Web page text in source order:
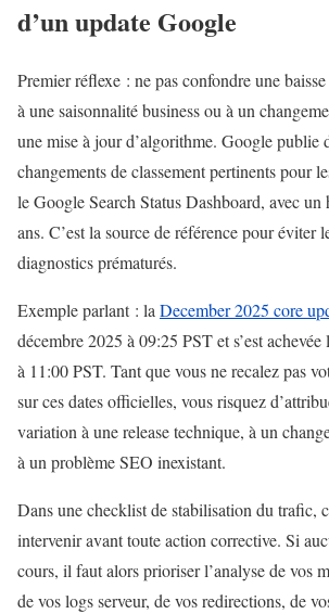
d’un update Google
Premier réflexe : ne pas confondre une
à une saisonnalité business ou à un
une mise à jour d’algorithme. Google publie
changements de classement pertinents pour
le Google Search Status Dashboard, avec
ans. C’est la source de référence pour éviter
diagnostics prématurés.
Exemple parlant : laDecember 2025 core
décembre 2025 à 09:25 PST et s’est
à 11:00 PST. Tant que vous ne recalez pas
sur ces dates officielles, vous risquez
variation à une release technique, à un
à un problème SEO inexistant.
Dans une checklist de stabilisation du trafic,
intervenir avant toute action corrective. Si
cours, il faut alors prioriser l’analyse de vos
de vos logs serveur, de vos redirections, de